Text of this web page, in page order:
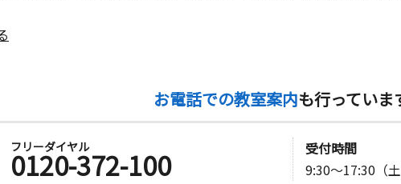
お電話での教室案内も行っていま
フリーダイヤル
0120-372-100
受付時間
9:30～17:30（